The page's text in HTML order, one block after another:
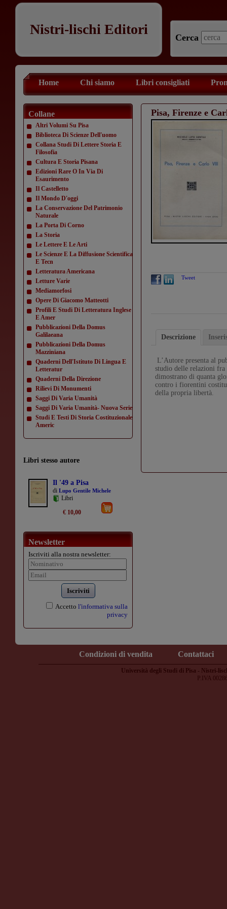
Nistri-lischi Editori
Cerca
Home Chi siamo Libri consigliati
Collane
Altri Volumi Su Pisa
Biblioteca Di Scienze Dell'uomo
Collana Studi Di Lettere Storia E
Filosofia
Cultura E Storia Pisana
Edizioni Rare O In Via Di
Esaurimento
Il Castelletto
Il Mondo D'oggi
La Conservazione Del Patrimonio
Naturale
La Porta Di Corno
La Storia
Le Lettere E Le Arti
Le Scienze E La Diffusione Scientifica
E Tecn
Letteratura Americana
Letture Varie
Mediamorfosi
Opere Di Giacomo Matteotti
Profili E Studi Di Letteratura Inglese
E Amer
Pubblicazioni Della Domus
Galilaeana
Pubblicazioni Della Domus
Mazziniana
Quaderni Dell'Istituto Di Lingua E
Letteratur
Quaderni Della Direzione
Rilievi Di Monumenti
Saggi Di Varia Umanità
Saggi Di Varia Umanità- Nuova Serie
Studi E Testi Di Storia Costituzionale
Americ
Libri stesso autore
Il '49 a Pisa
di Lupo Gentile Michele
Libri
€ 10,00
Newsletter
Iscriviti alla nostra newsletter:
Iscriviti
Accetto l'informativa sulla
privacy
Pisa, Firenze e
Tweet
Descrizione
L’Autore presenta al
studio delle relazioni
dimostrano di quanta
contro i fiorentini
della propria libertà.
Condizioni di vendita Contattaci
Università degli Studi di Pisa - Nistri-
P.IVA